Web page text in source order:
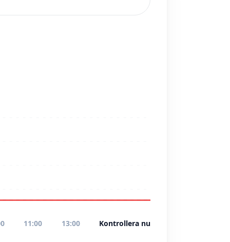
11:00 13:00 Kontrollera nu